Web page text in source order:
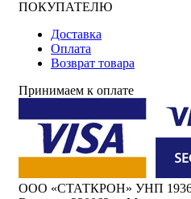
ПОКУПАТЕЛЮ
Доставка
Оплата
Возврат товара
Принимаем к оплате
ООО «СТАТКРОН» УНП